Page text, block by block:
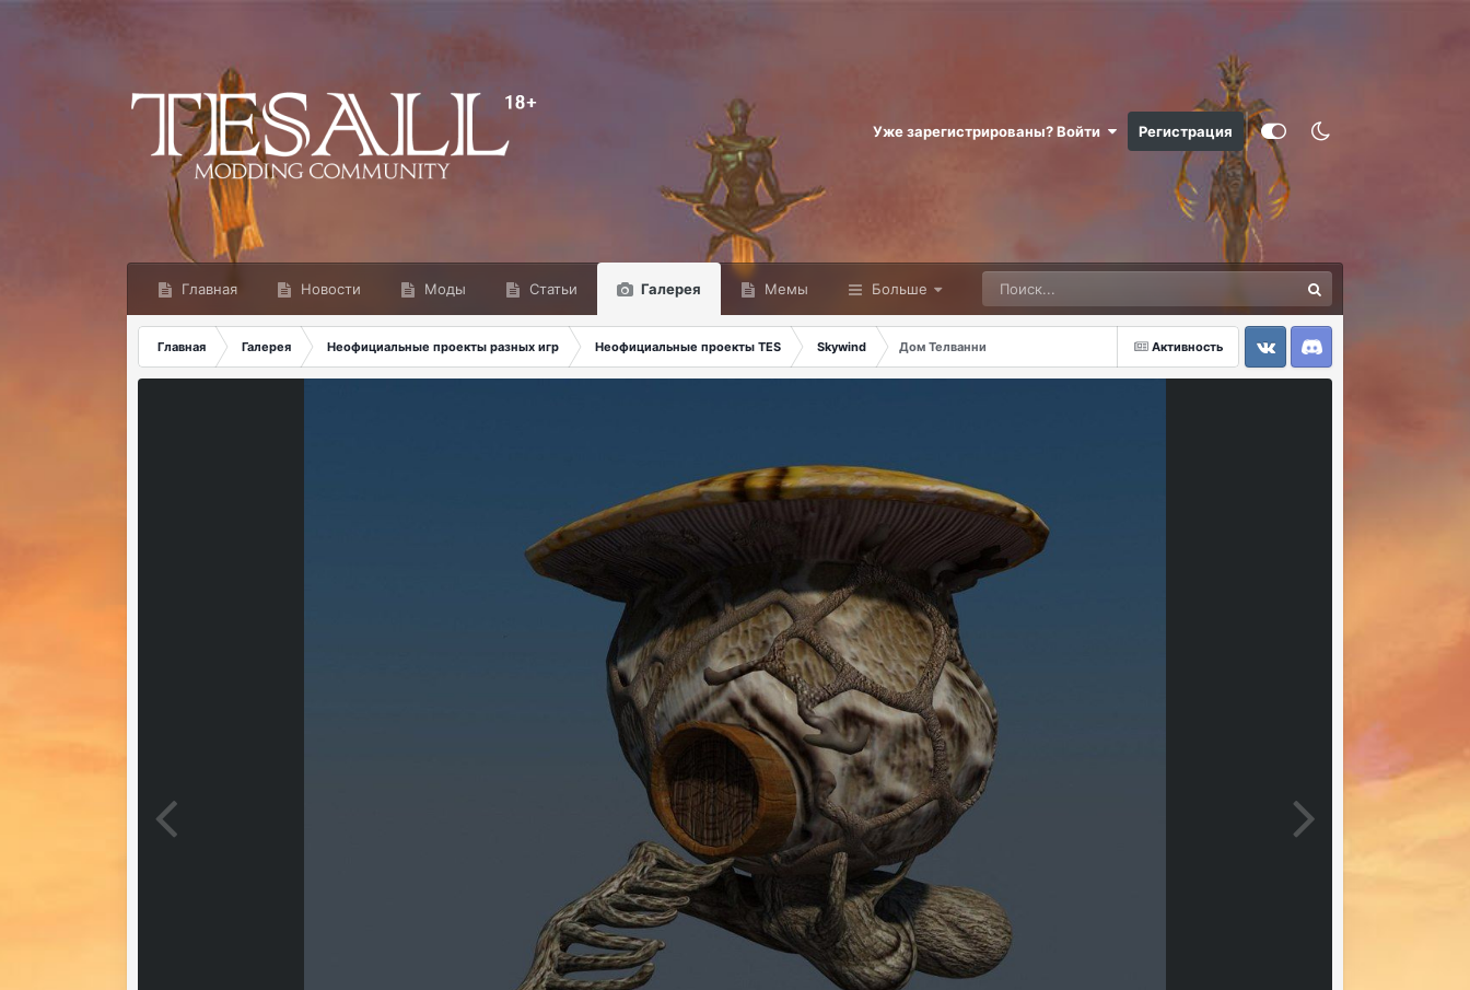
Уже зарегистрированы? Войти Регистрация
Главная Новости Моды Статьи Галерея Мемы Больше
Активность
Главная Галерея Неофициальные проекты разных игр Неофициальные проекты TES Skywind
Дом Телванни
VK
Discord